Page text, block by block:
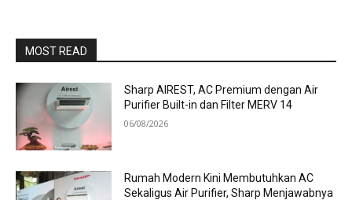
MOST READ
Sharp AIREST, AC Premium dengan Air
Purifier Built-in dan Filter MERV 14
06/08/2026
Rumah Modern Kini Membutuhkan AC
Sekaligus Air Purifier, Sharp Menjawabnya